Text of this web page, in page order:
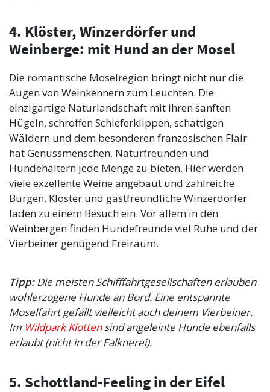
4. Klöster, Winzerdörfer und
Weinberge: mit Hund an der Mosel
Die romantische Moselregion bringt nicht nur die
Augen von Weinkennern zum Leuchten. Die
einzigartige Naturlandschaft mit ihren sanften
Hügeln, schroffen Schieferklippen, schattigen
Wäldern und dem besonderen französischen Flair
hat Genussmenschen, Naturfreunden und
Hundehaltern jede Menge zu bieten. Hier werden
viele exzellente Weine angebaut und zahlreiche
Burgen, Klöster und gastfreundliche Winzerdörfer
laden zu einem Besuch ein. Vor allem in den
Weinbergen finden Hundefreunde viel Ruhe und der
Vierbeiner genügend Freiraum.
Tipp:Die meisten Schifffahrtgesellschaften erlauben
wohlerzogene Hunde an Bord. Eine entspannte
Moselfahrt gefällt vielleicht auch deinem Vierbeiner.
Im Wildpark Klottensind angeleinte Hunde ebenfalls
erlaubt (nicht in der Falknerei).
5. Schottland-Feeling in der Eifel